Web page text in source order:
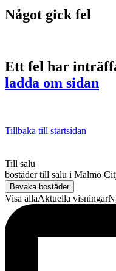
Något gick fel
Ett fel har
ladda om sidan
Tillbaka till startsidan
Till salu
bostäder till salu i Malmö
Bevaka bostäder
Visa allaAktuella visningar